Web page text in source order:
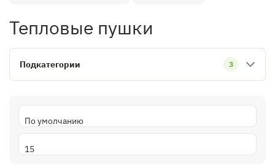
Тепловые пушки
Подкатегории 3